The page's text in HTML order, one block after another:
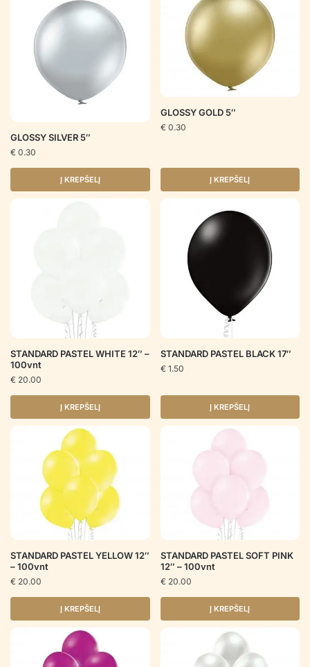
GLOSSY SILVER 5″
€ 0.30
Į KREPŠELĮ
GLOSSY GOLD 5″
€ 0.30
Į KREPŠELĮ
STANDARD PASTEL WHITE 12″ –
100vnt
€ 20.00
Į KREPŠELĮ
STANDARD PASTEL BLACK 17″
€ 1.50
Į KREPŠELĮ
STANDARD PASTEL YELLOW 12″
– 100vnt
€ 20.00
Į KREPŠELĮ
STANDARD PASTEL SOFT PINK
12″ – 100vnt
€ 20.00
Į KREPŠELĮ